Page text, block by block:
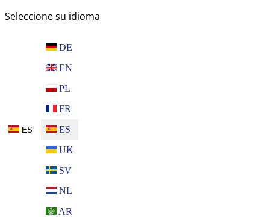
Seleccione su idioma
ES
DE
EN
PL
FR
ES
UK
SV
NL
AR